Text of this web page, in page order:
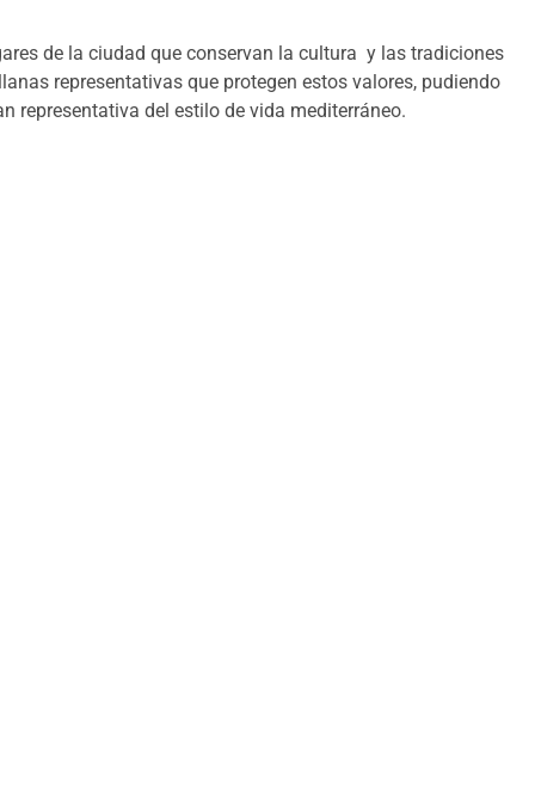
de la ciudad que conservan la cultura y las tradiciones
representativas que protegen estos valores, pudiendo
representativa del estilo de vida mediterráneo.